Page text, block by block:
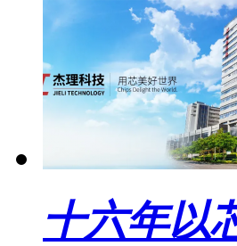
十六年以